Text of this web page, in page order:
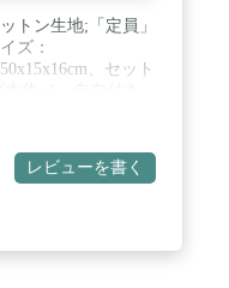
トン生地;「定員」
ズ：
、セット
バッグ×1枚、取扱
製品にポールは付
さい。 / 【難燃性
ープは今人気の
テル（テトロン）
レビューを書く